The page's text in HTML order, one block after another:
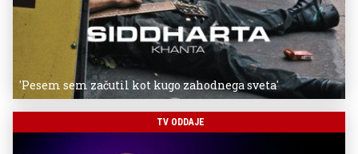
'Pesem sem začutil kot kugo zahodnega sveta'
TV ODDAJE